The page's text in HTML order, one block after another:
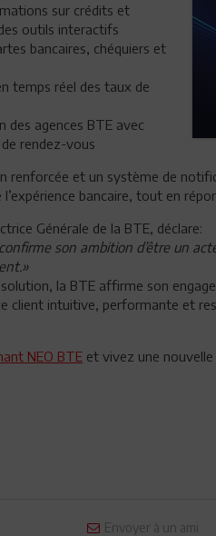
sur crédits et
outils interactifs
bancaires, chéquiers et
temps réel des taux de
des agences BTE avec
rendez-vous
renforcée et un système de
bancaire, tout en
Générale de la BTE, déclare:
son ambition d’être un
la BTE affirme son
client intuitive, performante et
NEO BTE et vivez une nouvelle
Envoyer à un ami